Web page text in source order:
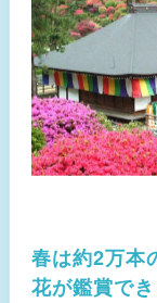
春は約2万本
花が鑑賞で